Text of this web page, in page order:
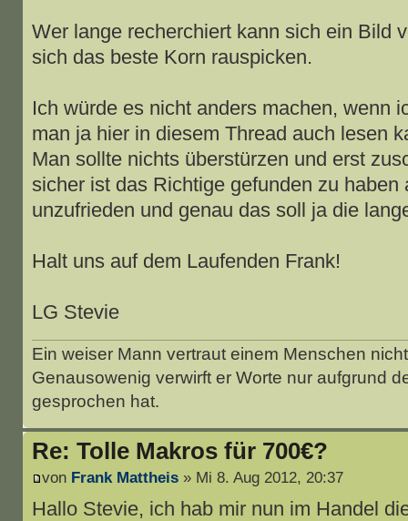
Wer lange recherchiert kann sich ein Bild
sich das beste Korn rauspicken.
Ich würde es nicht anders machen, wenn
man ja hier in diesem Thread auch lesen
Man sollte nichts überstürzen und erst
sicher ist das Richtige gefunden zu haben
unzufrieden und genau das soll ja die
Halt uns auf dem Laufenden Frank!
LG Stevie
Ein weiser Mann vertraut einem Menschen
Genausowenig verwirft er Worte nur aufgrund
gesprochen hat.
Re: Tolle Makros für 700€?
von Frank Mattheis» Mi 8. Aug 2012, 20:37
Hallo Stevie, ich hab mir nun im Handel